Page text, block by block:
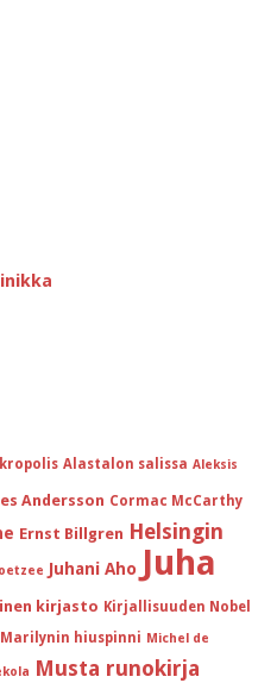
Alastalon salissa Aleksis
Andersson Cormac McCarthy
Ernst Billgren Helsingin
Juhani Aho Juha
kirjasto Kirjallisuuden Nobel
Marilynin hiuspinni Michel de
Musta runokirja